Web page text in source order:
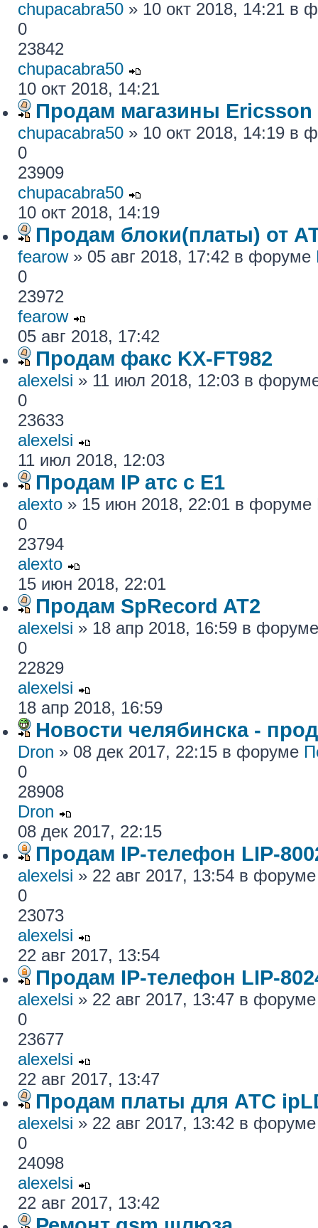
chupacabra50 » 10 окт 2018, 14:21 в
0
23842
chupacabra50
10 окт 2018, 14:21
Продам магазины Ericsson
chupacabra50 » 10 окт 2018, 14:19 в
0
23909
chupacabra50
10 окт 2018, 14:19
Продам блоки(платы) от
fearow» 05 авг 2018, 17:42 в форуме
0
23972
fearow
05 авг 2018, 17:42
Продам факс KX-FT982
alexelsi » 11 июл 2018, 12:03 в
0
23633
alexelsi
11 июл 2018, 12:03
Продам IP атс с E1
alexto » 15 июн 2018, 22:01 в форуме
0
23794
alexto
15 июн 2018, 22:01
Продам SpRecord AT2
alexelsi » 18 апр 2018, 16:59 в
0
22829
alexelsi
18 апр 2018, 16:59
Новости челябинска -
Dron » 08 дек 2017, 22:15 в форуме
0
28908
Dron
08 дек 2017, 22:15
Продам IP-телефон LIP-
alexelsi » 22 авг 2017, 13:54 в
0
23073
alexelsi
22 авг 2017, 13:54
Продам IP-телефон LIP-
alexelsi » 22 авг 2017, 13:47 в
0
23677
alexelsi
22 авг 2017, 13:47
Продам платы для АТС
alexelsi » 22 авг 2017, 13:42 в
0
24098
alexelsi
22 авг 2017, 13:42